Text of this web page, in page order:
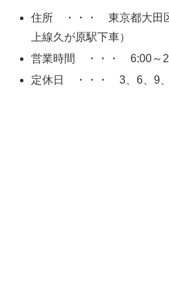
住所 ・・・ 東京都大田
上線久が原駅下車）
営業時間 ・・・ 6:00～
定休日 ・・・ 3、6、9、